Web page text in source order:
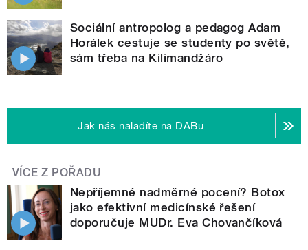
Sociální antropolog a pedagog Adam
Horálek cestuje se studenty po světě,
sám třeba na Kilimandžáro
Jak nás naladíte na DABu
VÍCE Z POŘADU
Nepříjemné nadměrné pocení? Botox
jako efektivní medicínské řešení
doporučuje MUDr. Eva Chovančíková